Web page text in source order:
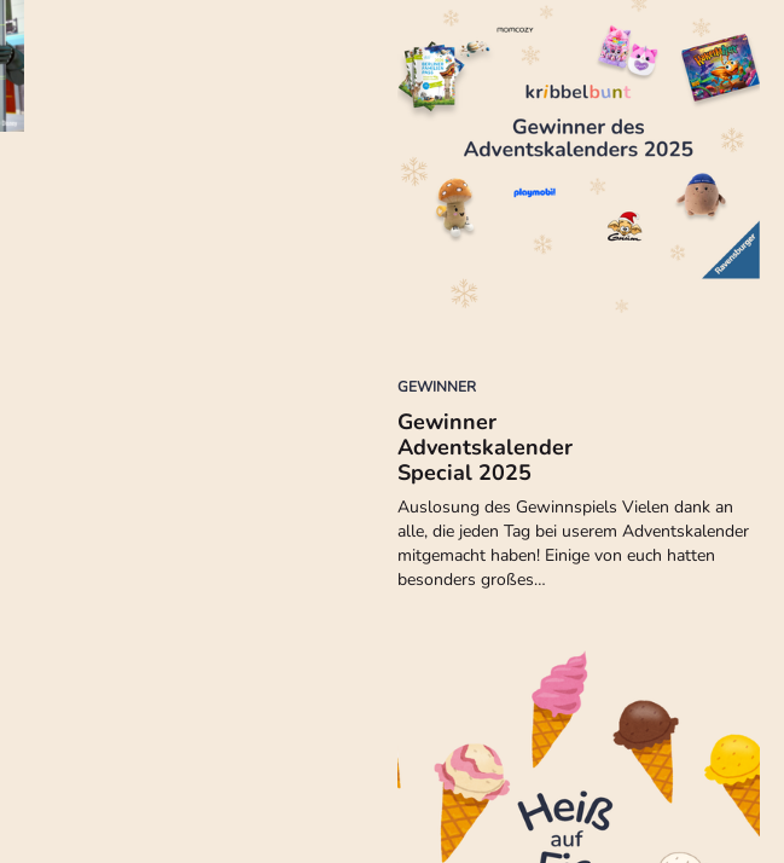
GEWINNER
Gewinner
Adventskalender
Special 2025
Auslosung des Gewinnspiels Vielen dank an
alle, die jeden Tag bei userem Adventskalender
mitgemacht haben! Einige von euch hatten
besonders großes…